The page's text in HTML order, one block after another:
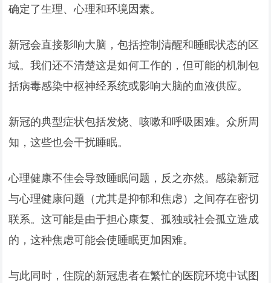
确定了生理、心理和环境因素。
新冠会直接影响大脑，包括控制清醒和睡眠状态的区
域。我们还不清楚这是如何工作的，但可能的机制包
括病毒感染中枢神经系统或影响大脑的血液供应。
新冠的典型症状包括发烧、咳嗽和呼吸困难。众所周
知，这些也会干扰睡眠。
心理健康不佳会导致睡眠问题，反之亦然。感染新冠
与心理健康问题（尤其是抑郁和焦虑）之间存在密切
联系。这可能是由于担心康复、孤独或社会孤立造成
的，这种焦虑可能会使睡眠更加困难。
与此同时，住院的新冠患者在繁忙的医院环境中试图